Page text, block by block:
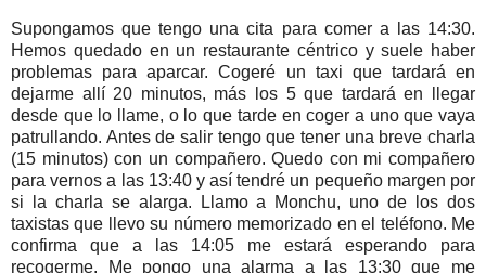
Supongamos que tengo una cita para comer a las 14:30.
Hemos quedado en un restaurante céntrico y suele haber
problemas para aparcar. Cogeré un taxi que tardará en
dejarme allí 20 minutos, más los 5 que tardará en llegar
desde que lo llame, o lo que tarde en coger a uno que vaya
patrullando. Antes de salir tengo que tener una breve charla
(15 minutos) con un compañero. Quedo con mi compañero
para vernos a las 13:40 y así tendré un pequeño margen por
si la charla se alarga. Llamo a Monchu, uno de los dos
taxistas que llevo su número memorizado en el teléfono. Me
confirma que a las 14:05 me estará esperando para
recogerme. Me pongo una alarma a las 13:30 que me